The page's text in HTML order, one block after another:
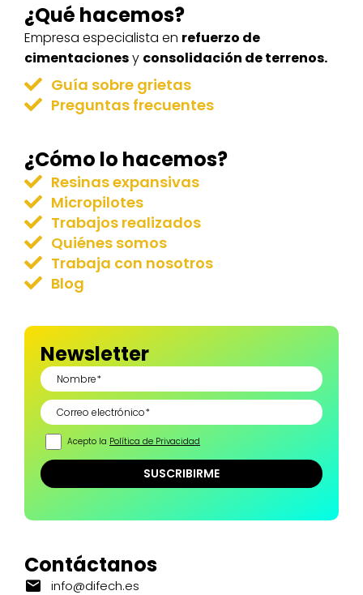
¿Qué hacemos?
Empresa especialista en refuerzo de
cimentacionesy consolidación de terrenos.
Guía sobre grietas
Preguntas frecuentes
¿Cómo lo hacemos?
Resinas expansivas
Micropilotes
Trabajos realizados
Quiénes somos
Trabaja con nosotros
Blog
Newsletter
Acepto la Política de Privacidad
Contáctanos
info@difech.es